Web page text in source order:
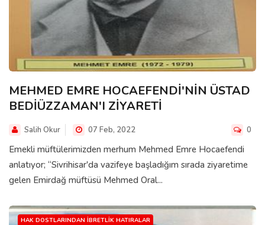
MEHMED EMRE HOCAEFENDİ'NİN ÜSTAD
BEDİÜZZAMAN'I ZİYARETİ
Salih Okur 07 Feb, 2022 0
Emekli müftülerimizden merhum Mehmed Emre Hocaefendi
anlatıyor; “Sivrihisar'da vazifeye başladığım sırada ziyaretime
gelen Emirdağ müftüsü Mehmed Oral...
HAK DOSTLARINDAN İBRETLIK HATIRALAR